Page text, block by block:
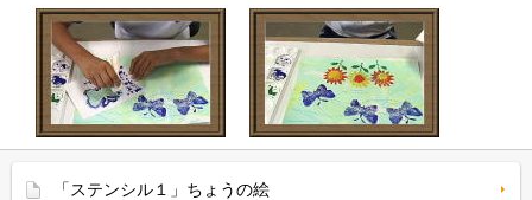
「ステンシル１」ちょうの絵